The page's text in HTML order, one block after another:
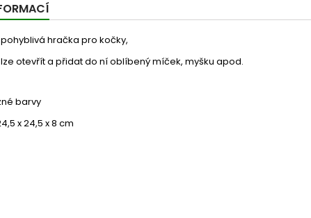
hračka pro kočky,
otevřít a přidat do ní oblíbený míček, myšku apod.
barvy
x 24,5 x 8 cm